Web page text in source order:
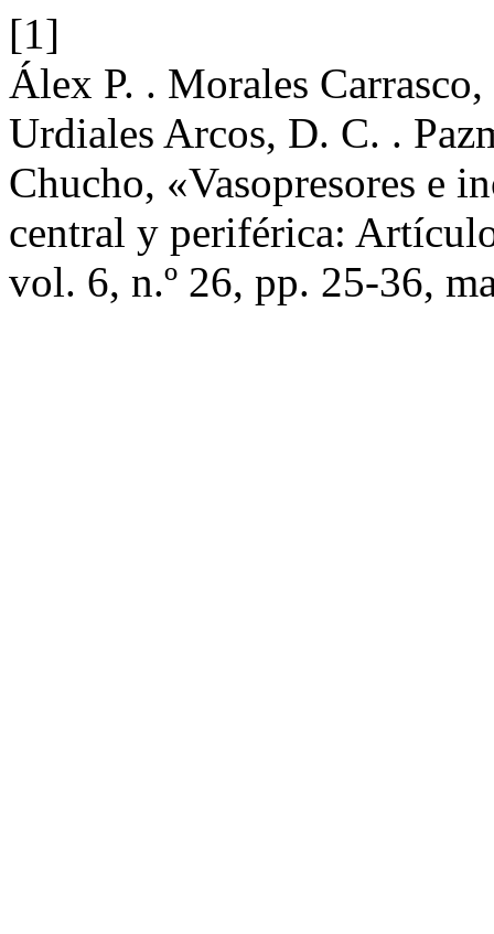
[1]
Álex P. . Morales
Urdiales Arcos, D. C. .
Chucho, «Vasopresores e
central y periférica:
vol. 6, n.º 26, pp. 25-36,